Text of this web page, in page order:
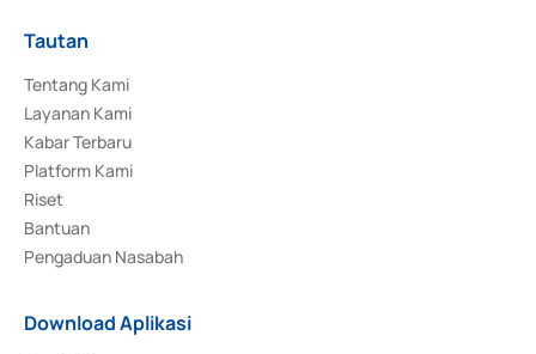
Tautan
Tentang Kami
Layanan Kami
Kabar Terbaru
Platform Kami
Riset
Bantuan
Pengaduan Nasabah
Download Aplikasi